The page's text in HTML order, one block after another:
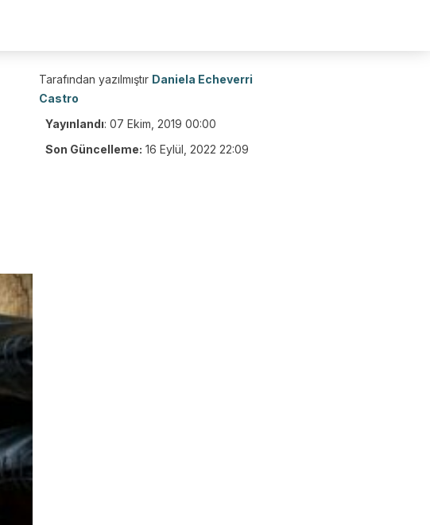
Tarafından yazılmıştır Daniela Echeverri
Castro
Yayınlandı: 07 Ekim, 2019 00:00
Son Güncelleme: 16 Eylül, 2022 22:09